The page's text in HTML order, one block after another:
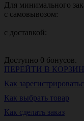
Для минимального
с самовывозом:
с доставкой:
Доступно 0 бонусов.
ПЕРЕЙТИ В
Как
Как выбрать товар
Как сделать заказ